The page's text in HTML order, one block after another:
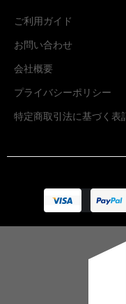
ご利用ガイド
お問い合わせ
会社概要
プライバシーポリシー
特定商取引法に基づく表